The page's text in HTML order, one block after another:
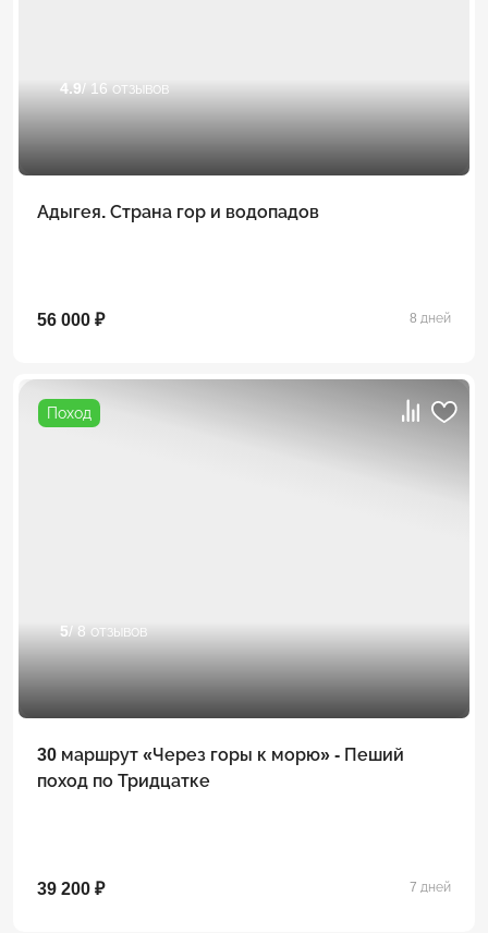
4.9/ 16 отзывов
Адыгея. Страна гор и водопадов
56 000 ₽ 8 дней
Поход
5/ 8 отзывов
30 маршрут «Через горы к морю» - Пеший
поход по Тридцатке
39 200 ₽ 7 дней